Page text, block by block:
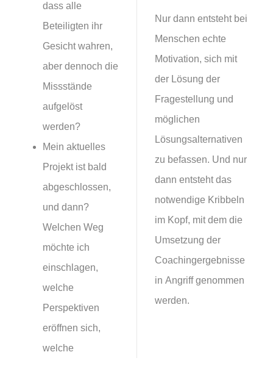
dass alle
Beteiligten ihr
Gesicht wahren,
aber dennoch die
Missstände
aufgelöst
werden?
Mein aktuelles
Projekt ist bald
abgeschlossen,
und dann?
Welchen Weg
möchte ich
einschlagen,
welche
Perspektiven
eröffnen sich,
welche
Nur dann entsteht bei
Menschen echte
Motivation, sich mit
der Lösung der
Fragestellung und
möglichen
Lösungsalternativen
zu befassen. Und nur
dann entsteht das
notwendige Kribbeln
im Kopf, mit dem die
Umsetzung der
Coachingergebnisse
in Angriff genommen
werden.